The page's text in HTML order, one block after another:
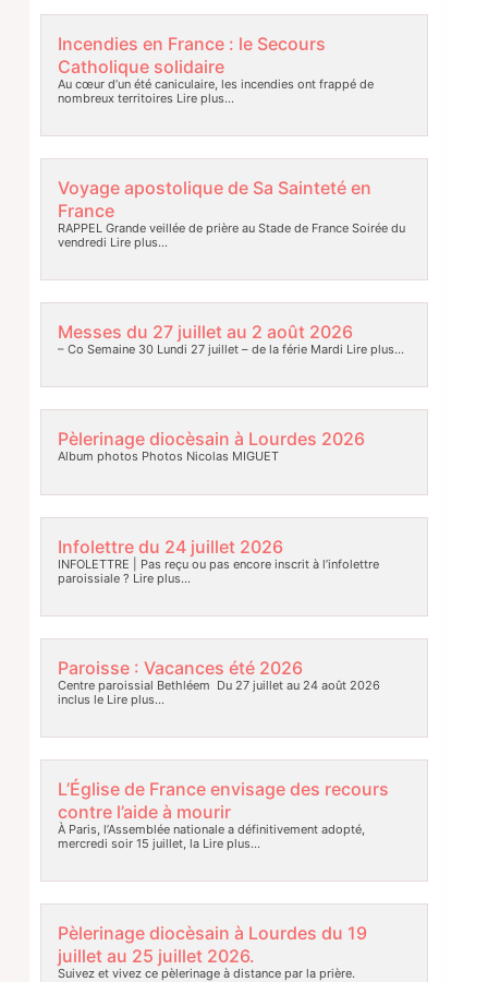
Incendies en France : le Secours
Catholique solidaire
Au cœur d’un été caniculaire, les incendies ont frappé de
nombreux territoires Lire plus…
Voyage apostolique de Sa Sainteté en
France
RAPPEL Grande veillée de prière au Stade de France Soirée du
vendredi Lire plus…
Messes du 27 juillet au 2 août 2026
– Co Semaine 30 Lundi 27 juillet – de la férie Mardi Lire plus…
Pèlerinage diocèsain à Lourdes 2026
Album photos Photos Nicolas MIGUET
Infolettre du 24 juillet 2026
INFOLETTRE | Pas reçu ou pas encore inscrit à l’infolettre
paroissiale ? Lire plus…
Paroisse : Vacances été 2026
Centre paroissial Bethléem Du 27 juillet au 24 août 2026
inclus leLire plus…
L’Église de France envisage des recours
contre l’aide à mourir
À Paris, l’Assemblée nationale a définitivement adopté,
mercredi soir 15 juillet, laLire plus…
Pèlerinage diocèsain à Lourdes du 19
juillet au 25 juillet 2026.
Suivez et vivez ce pèlerinage à distance par la prière.